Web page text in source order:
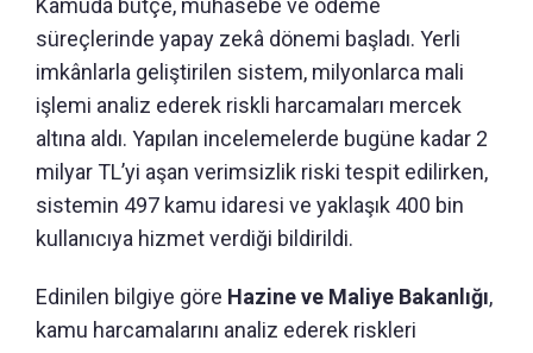
Kamuda bütçe, muhasebe ve ödeme
süreçlerinde yapay zekâ dönemi başladı. Yerli
imkânlarla geliştirilen sistem, milyonlarca mali
işlemi analiz ederek riskli harcamaları mercek
altına aldı. Yapılan incelemelerde bugüne kadar 2
milyar TL’yi aşan verimsizlik riski tespit edilirken,
sistemin 497 kamu idaresi ve yaklaşık 400 bin
kullanıcıya hizmet verdiği bildirildi.
Edinilen bilgiye göre Hazine ve Maliye Bakanlığı,
kamu harcamalarını analiz ederek riskleri